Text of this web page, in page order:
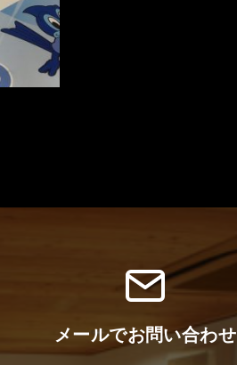
メールでお問い合わせ